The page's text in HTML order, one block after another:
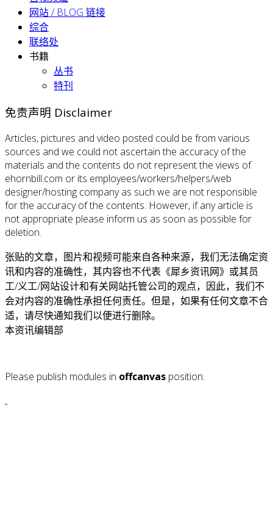
网站 / BLOG 链接
综合
联络处
书籍
丛书
特刊
免责声明 Disclaimer
Articles, pictures and video posted could be from various
sources and we could not ascertain the accuracy of the
materials and the contents do not represent the views of
ehornbill.com or its employees/workers/helpers/web
designer/hosting company as such we are not responsible
for the accuracy of the contents. However, if any article is
not appropriate please inform us as soon as possible for
deletion.
张贴的文章，图片和视频可能来自各种来源，我们无法确定资
讯和内容的准确性，其内容也不代表《犀乡资讯网》或其员
工/义工/网站设计和有关网站托管公司的观点，因此，我们不
会对内容的准确性承担任何责任。但是，如果有任何文章不合
适，请尽快通知我们以便进行删除。
本资讯编辑部
Please publish modules in offcanvas position.